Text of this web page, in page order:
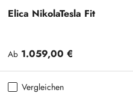
Elica NikolaTesla Fit
Normaler Preis
Ab 1.059,00 €
Vergleichen